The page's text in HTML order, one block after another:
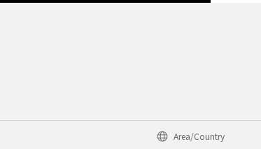
Area/Country